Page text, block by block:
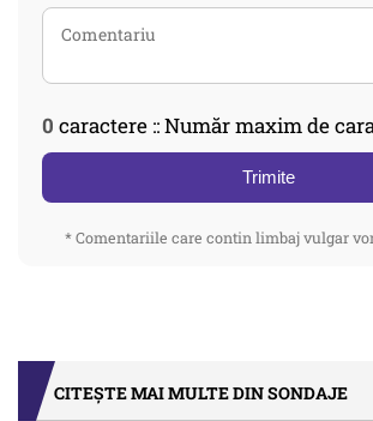
0 caractere :: Număr maxim de
Trimite
* Comentariile care contin limbaj vulgar
CITEȘTE MAI MULTE DIN SONDAJE